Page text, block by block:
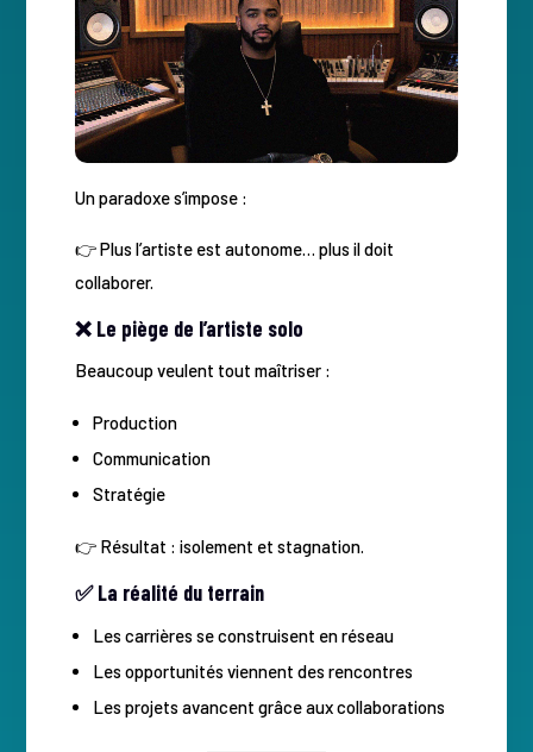
Un paradoxe s’impose :
👉 Plus l’artiste est autonome… plus il doit
collaborer.
❌ Le piège de l’artiste solo
Beaucoup veulent tout maîtriser :
Production
Communication
Stratégie
👉 Résultat : isolement et stagnation.
✅ La réalité du terrain
Les carrières se construisent en réseau
Les opportunités viennent des rencontres
Les projets avancent grâce aux collaborations